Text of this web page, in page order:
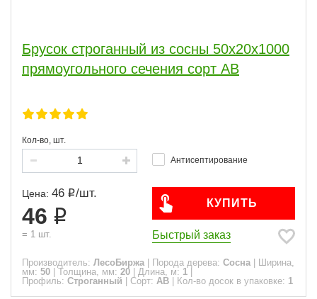
Брусок строганный из сосны 50x20x1000
прямоугольного сечения сорт АВ
Кол-во, шт.
Антисептирование
Цена: 46 /шт.
46
= 1 шт.
КУПИТЬ
Быстрый заказ
Производитель: ЛесоБиржа Порода дерева: Сосна
Ширина,
мм: 50 Толщина, мм: 20 Длина, м: 1
Профиль: Строганный Сорт: АВ Кол-во досок в упаковке: 1